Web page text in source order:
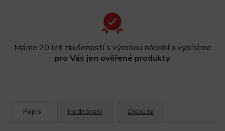
Máme 20 let zkušeností s výrobou nádobí a vybíráme
pro Vás jen ověřené produkty
Popis Hodnocení Diskuze